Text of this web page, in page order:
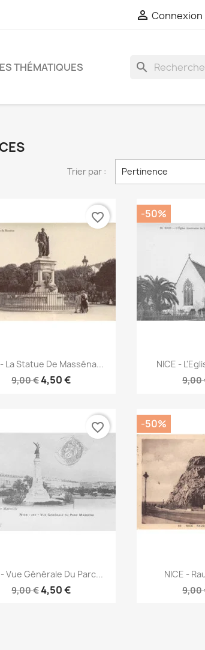
 Connexion
THÉMATIQUES search
Trier par : Pertinence
Aperçu rapide
La Statue De Masséna...
9,00 €4,50 €
favorite_border

NICE -
9,00
-50%
Aperçu rapide
- Vue Générale Du Parc...
9,00 €4,50 €
favorite_border

NICE -
9,00
-50%